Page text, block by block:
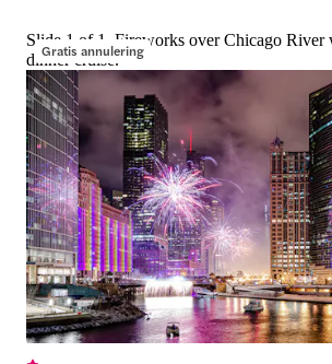
Gratis annulering
Slide 1 of 1, Fireworks over Chicago River
dinner cruise.